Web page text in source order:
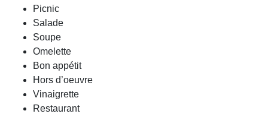
Picnic
Salade
Soupe
Omelette
Bon appétit
Hors d’oeuvre
Vinaigrette
Restaurant